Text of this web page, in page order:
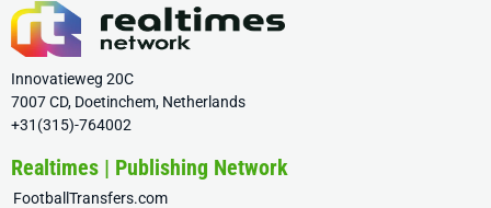
Innovatieweg 20C
7007 CD, Doetinchem, Netherlands
+31(315)-764002
Realtimes | Publishing Network
FootballTransfers.com